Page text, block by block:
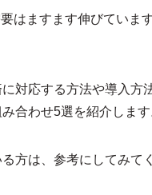
はますます伸びていま
対応する方法や導入方
合わせ5選を紹介します
方は、参考にしてみて